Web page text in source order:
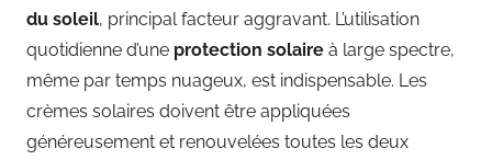
du soleil, principal facteur aggravant. L’utilisation
quotidienne d’une protection solaire à large spectre,
même par temps nuageux, est indispensable. Les
crèmes solaires doivent être appliquées
généreusement et renouvelées toutes les deux